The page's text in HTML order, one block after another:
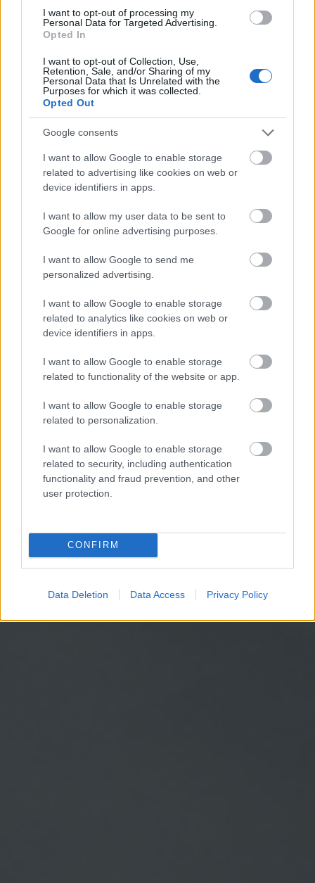
I want to opt-out of processing my
Personal Data for Targeted Advertising.
Opted In
I want to opt-out of Collection, Use,
Retention, Sale, and/or Sharing of my
Personal Data that Is Unrelated with the
Purposes for which it was collected.
Opted Out
Google consents
I want to allow Google to enable storage
related to advertising like cookies on web or
device identifiers in apps.
I want to allow my user data to be sent to
Google for online advertising purposes.
I want to allow Google to send me
personalized advertising.
I want to allow Google to enable storage
related to analytics like cookies on web or
device identifiers in apps.
I want to allow Google to enable storage
related to functionality of the website or app.
I want to allow Google to enable storage
related to personalization.
I want to allow Google to enable storage
related to security, including authentication
functionality and fraud prevention, and other
user protection.
CONFIRM
Data Deletion Data Access Privacy Policy
hagyományos sátrat is, de mennyivel menőbb egy ilyen
Volkswagenes minibuszos sátorban aludni. Teljesen olyan,
mintha autó is lenne alatta. Három színben kapható: sárga, piros
és kék. Belül két lakrészre osztható, az egyik…..
Blintux 2011.05.18 09:45:35
Dehogy hippi... Ez egy Dharma busz! :)
lostpedia.wikia.com/wiki/DHARMA_vans
APPDROID Quickpic 2011.04.19 17:57:00
A Quickpic egy bődületesen egyszerű app, gyakorlatilag egy
mint a bors, másrészről pedig van olyan erős is: villámgyors,
még sok kép esetén is. Nincs túlbonyolítva, teszi a dolgát, én
speciel jobban szeretem,…..
Belépve többet láthatsz.Itt beléphetsz
felhasználási feltételek adatvédelmi tájékoztató
impresszum